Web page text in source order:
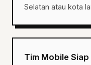
Selatan atau kota
Tim Mobile